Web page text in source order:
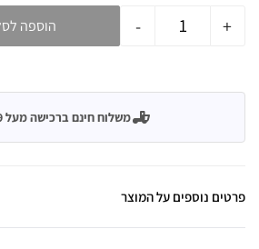
- + הוספה
משלוח חינם ברכישה מעל 399 ש"ח
פרטים נוספים על המוצר